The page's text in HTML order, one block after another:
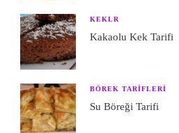
KEKLR
Kakaolu Kek Tarifi
BÖREK TARIFLERI
Su Böreği Tarifi